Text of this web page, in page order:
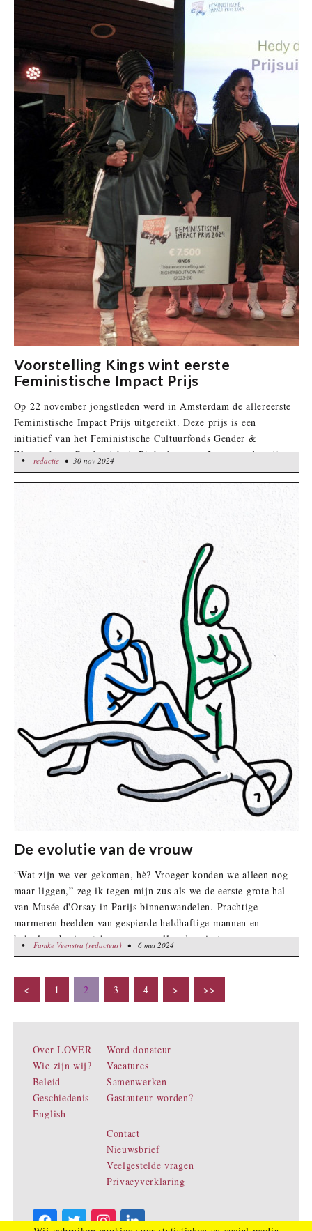
Voorstelling Kings wint eerste
Feministische Impact Prijs
Op 22 november jongstleden werd in Amsterdam de allereerste
Feministische Impact Prijs uitgereikt. Deze prijs is een
initiatief van het Feministische Cultuurfonds Gender &
Wetenschap. Productiehuis Rightaboutnow Inc. won de prijs
voor de theatervoorstelling Kings.
redactie• 30 nov 2024
•redactie • 30 nov 2024
De evolutie van de vrouw
“Wat zijn we ver gekomen, hè? Vroeger konden we alleen nog
maar liggen,” zeg ik tegen mijn zus als we de eerste grote hal
van Musée d'Orsay in Parijs binnenwandelen. Prachtige
marmeren beelden van gespierde heldhaftige mannen en
hulpeloze horizontale vrouwen vullen de ruimte.
Famke Veenstra (redacteur)• 6 mei 2024
•Famke Veenstra (redacteur) • 6 mei 2024
< 1 2 3 4 > >>
Over LOVER
Wie zijn wij?
Beleid
Geschiedenis
English
Word donateur
Vacatures
Samenwerken
Gastauteur worden?
Contact
Nieuwsbrief
Veelgestelde vragen
Privacyverklaring